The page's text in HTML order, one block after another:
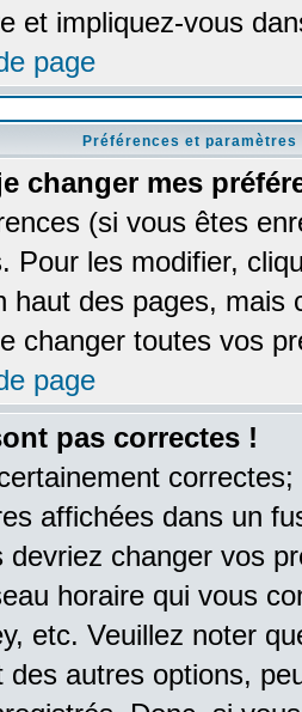
et impliquez-vous
page
Préférences et
changer mes
(si vous êtes
Pour les modifier,
haut des pages,
changer toutes vos
page
pas correctes !
affichées dans un
changer vos
horaire qui vous
etc. Veuillez noter
des autres options,